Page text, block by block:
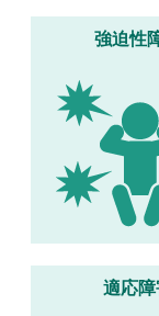
強迫性
適応障